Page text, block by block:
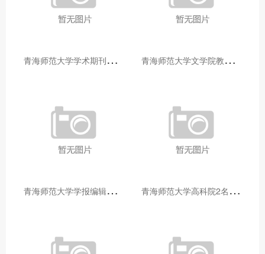
青
海师范大学学术期刊两个专栏入选2025年青海省期刊重点专栏 青
海师范大学文学院教师赴山东省相关高校和学术机构交流学习
青
海师范大学学报编辑部赴大通县城关镇上毛佰胜村开展帮扶慰问活动 青
海师范大学高科院2名专家当选中国科学院院士